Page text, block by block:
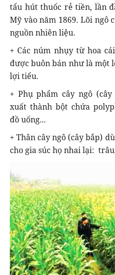
tẩu hút thuốc rẻ tiền, lần
Mỹ vào năm 1869. Lõi ngô
nguồn nhiên liệu.
+ Các núm nhụy từ hoa
được buôn bán như là một
lợi tiểu.
+ Phụ phẩm cây ngô
xuất thành bột chứa
đồ uống...
+ Thân cây ngô (cây bắp)
cho gia súc họ nhai lại: